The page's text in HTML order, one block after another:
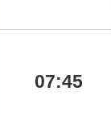
07:45